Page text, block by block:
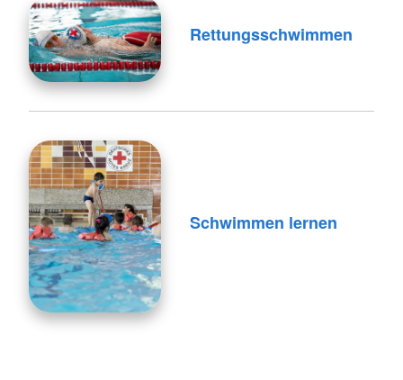
Rettungsschwimmen
Schwimmen lernen